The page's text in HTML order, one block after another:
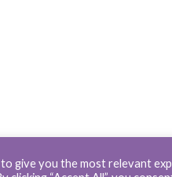
give you the most relevant